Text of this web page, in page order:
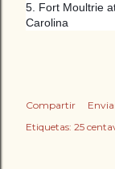
5. Fort Moultrie
Carolina
Compartir
Etiquetas: 25